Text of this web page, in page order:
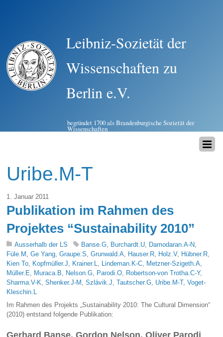
Leibniz-Sozietät der
Wissenschaften zu
Berlin e.V.
begründet 1700 als Brandenburgische Sozietät der
Wissenschaften
Uribe.M-T
1. Januar 2011
Publikation im Rahmen des
Projektes “Sustainability 2010”
Ausserhalb der LS Banse.G, Burchardt.U, Damodaran.A-N,
Füle.M ,Ge Yang,Graupe.S,Grunwald.A, Hauser.R, Holz.V, Hübner.R,
Kien To, Kopfmüller.J, Krainer.L, Lindeman.K-C, Metzner-Szigeth.A,
Müller.E, Muraca.B, Nelson.G, Parodi.O, Robertson-von Trotha.C-Y,
Sharma.V-K,Shenker.J-M ,Szlávik.J,Tautscher.G, Uribe.M-T,Voget-
Kleschin.L
Im Rahmen des Projekts „Sustainability 2010: The Cultural Dimension“
(2010) entstand folgende Publikation: